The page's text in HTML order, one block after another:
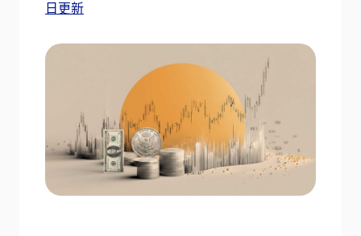
日更新